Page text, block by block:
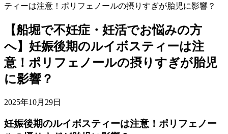
ティーは注意！ポリフェノールの摂りすぎが胎児に影響？
【船堀で不妊症・妊活でお悩みの方
へ】妊娠後期のルイボスティーは注
意！ポリフェノールの摂りすぎが胎児
に影響？
2025年10月29日
妊娠後期のルイボスティーは注意！ポリフェノー